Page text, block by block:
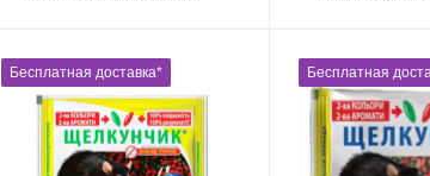
Бесплатная доставка* Бесплатная